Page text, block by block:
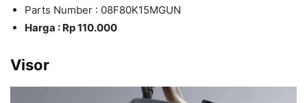
Parts Number : 08F80K15MGUN
Harga : Rp 110.000
Visor